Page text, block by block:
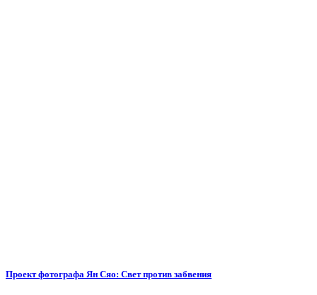
Проект фотографа Ян Сяо: Свет против забвения